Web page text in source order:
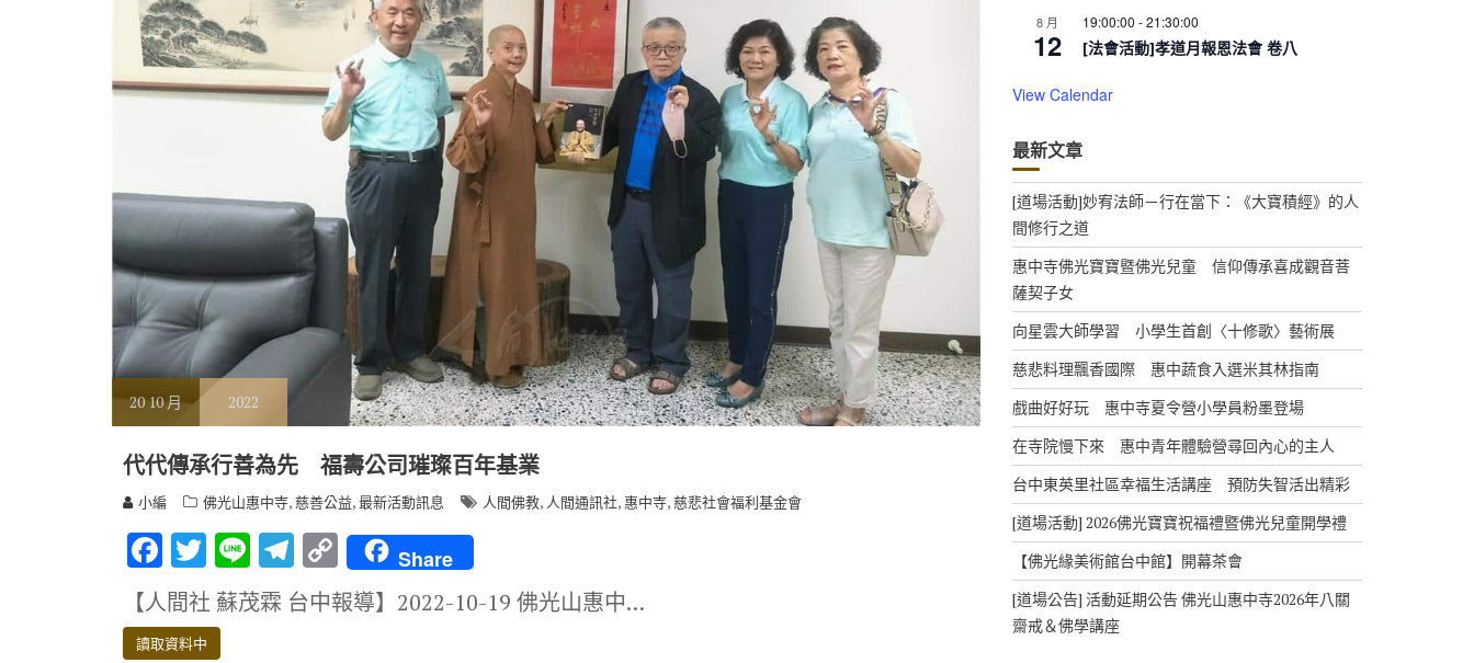
2010 月 2022
代代傳承行善為先 福壽公司璀璨百年基業
小編 佛光山惠中寺,慈善公益,最新活動訊息 人間佛教, 人間通訊社, 惠中寺,慈悲社會福利基金會
F
ac
e
T
w
it
Li
n
e
T
el
e
C
o
p
Share
【人間社 蘇茂霖 台中報導】2022-10-19 佛光山惠中…
讀取資料中
8 月
12
19:00:00 -21:30:00
[法會活動]孝道月報恩法會 卷八
View Calendar
最新文章
[道場活動]妙宥法師－行在當下：《大寶積經》的人
間修行之道
惠中寺佛光寶寶暨佛光兒童 信仰傳承喜成觀音菩
薩契子女
向星雲大師學習 小學生首創〈十修歌〉藝術展
慈悲料理飄香國際 惠中蔬食入選米其林指南
戲曲好好玩 惠中寺夏令營小學員粉墨登場
在寺院慢下來 惠中青年體驗營尋回內心的主人
台中東英里社區幸福生活講座 預防失智活出精彩
[道場活動] 2026佛光寶寶祝福禮暨佛光兒童開學禮
【佛光緣美術館台中館】開幕茶會
[道場公告] 活動延期公告 佛光山惠中寺2026年八關
齋戒＆佛學講座